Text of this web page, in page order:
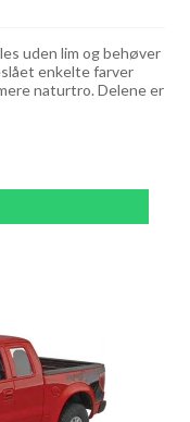
uden lim og behøver
enkelte farver
naturtro. Delene er